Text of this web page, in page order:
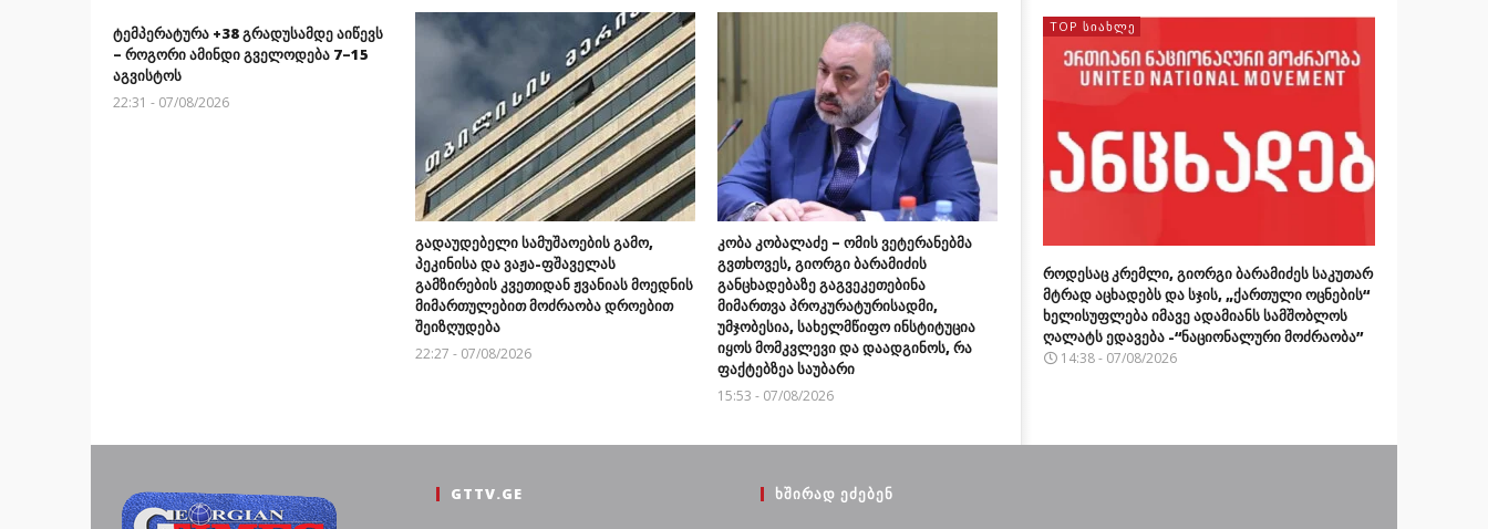
ტემპერატურა +38 გრადუსამდე აიწევს
– როგორი ამინდი გველოდება 7–15
აგვისტოს
22:31 - 07/08/2026
გადაუდებელი სამუშაოების გამო,
პეკინისა და ვაჟა-ფშაველას
გამზირების კვეთიდან ჟვანიას მოედნის
მიმართულებით მოძრაობა დროებით
შეიზღუდება
22:27 - 07/08/2026
კობა კობალაძე – ომის ვეტერანებმა
გვთხოვეს, გიორგი ბარამიძის
განცხადებაზე გაგვეკეთებინა
მიმართვა პროკურატურისადმი,
უმჯობესია, სახელმწიფო ინსტიტუცია
იყოს მომკვლევი და დაადგინოს, რა
ფაქტებზეა საუბარი
15:53 - 07/08/2026
TOP ᲡᲘᲐᲮᲚᲔ
როდესაც კრემლი, გიორგი ბარამიძეს საკუთარ
მტრად აცხადებს და სჯის, „ქართული ოცნების“
ხელისუფლება იმავე ადამიანს სამშობლოს
ღალატს ედავება -“ნაციონალური მოძრაობა”
14:38 - 07/08/2026
GTTV.GE ᲮᲨᲘᲠᲐᲓ ᲔᲫᲔᲑᲔᲜ